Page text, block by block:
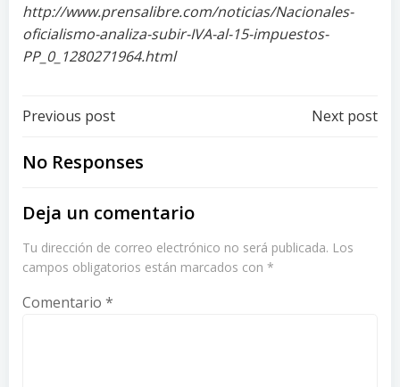
http://www.prensalibre.com/noticias/Nacionales-
oficialismo-analiza-subir-IVA-al-15-impuestos-
PP_0_1280271964.html
Post
navigation
Previous post Next post
No Responses
Deja un comentario
Tu dirección de correo electrónico no será publicada. Los
campos obligatorios están marcados con *
Comentario *